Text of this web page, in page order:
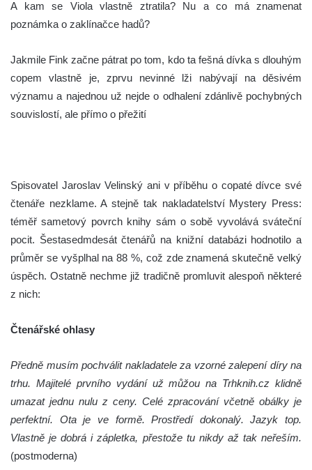
A kam se Viola vlastně ztratila? Nu a co má znamenat
poznámka o zaklínačce hadů?
Jakmile Fink začne pátrat po tom, kdo ta fešná dívka s dlouhým
copem vlastně je, zprvu nevinné lži nabývají na děsivém
významu a najednou už nejde o odhalení zdánlivě pochybných
souvislostí, ale přímo o přežití
Spisovatel Jaroslav Velinský ani v příběhu o copaté dívce své
čtenáře nezklame. A stejně tak nakladatelství Mystery Press:
téměř sametový povrch knihy sám o sobě vyvolává sváteční
pocit. Šestasedmdesát čtenářů na knižní databázi hodnotilo a
průměr se vyšplhal na 88 %, což zde znamená skutečně velký
úspěch. Ostatně nechme již tradičně promluvit alespoň některé
z nich:
Čtenářské ohlasy
Předně musím pochválit nakladatele za vzorné zalepení díry na
trhu. Majitelé prvního vydání už můžou na Trhknih.cz klidně
umazat jednu nulu z ceny. Celé zpracování včetně obálky je
perfektní. Ota je ve formě. Prostředí dokonalý.
Jazyk top.
Vlastně je dobrá i zápletka, přestože tu nikdy až tak neřeším.
(postmoderna)